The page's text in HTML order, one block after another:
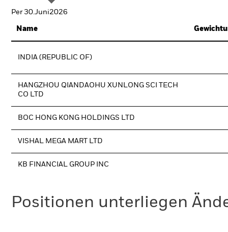
Per 30.Juni2026
Name
INDIA (REPUBLIC OF)
HANGZHOU QIANDAOHU XUNLONG SCI TECH
CO LTD
BOC HONG KONG HOLDINGS LTD
VISHAL MEGA MART LTD
KB FINANCIAL GROUP INC
Positionen unterliegen